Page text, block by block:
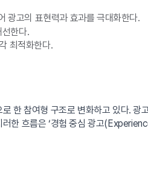
광고의 표현력과 효과를 극대화한다.
한다.
최적화한다.
한 참여형 구조로 변화하고 있다.
한 흐름은 ‘경험 중심 광고